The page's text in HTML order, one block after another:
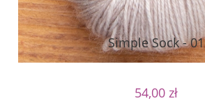
Simple Sock - 01
54,00 zł